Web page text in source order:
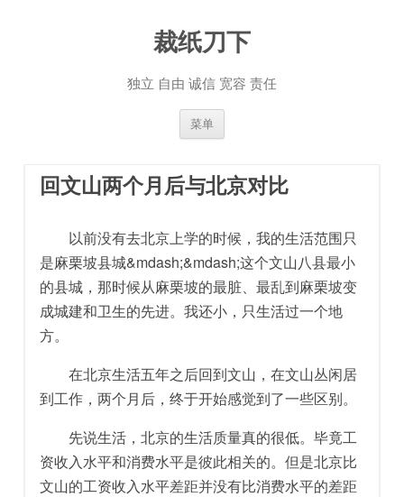
裁纸刀下
独立 自由 诚信 宽容 责任
菜单
回文山两个月后与北京对比
以前没有去北京上学的时候，我的生活范围只
是麻栗坡县城&mdash;&mdash;这个文山八县最小
的县城，那时候从麻栗坡的最脏、最乱到麻栗坡变
成城建和卫生的先进。我还小，只生活过一个地
方。
在北京生活五年之后回到文山，在文山丛闲居
到工作，两个月后，终于开始感觉到了一些区别。
先说生活，北京的生活质量真的很低。毕竟工
资收入水平和消费水平是彼此相关的。但是北京比
文山的工资收入水平差距并没有比消费水平的差距